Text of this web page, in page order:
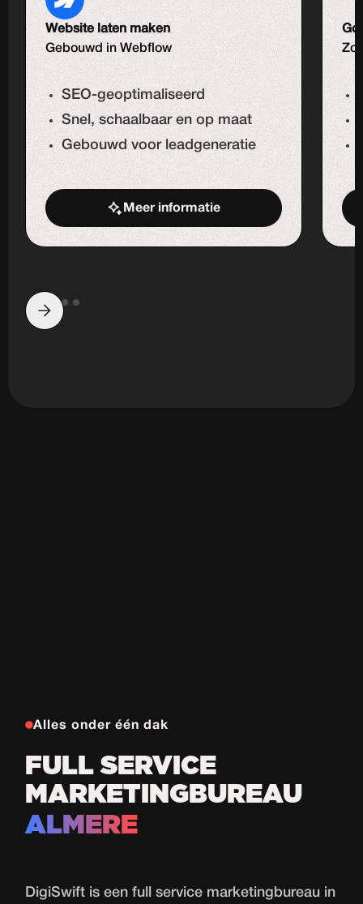
Website laten maken
Gebouwd in Webflow
SEO-geoptimaliseerd
Snel, schaalbaar en op maat
Gebouwd voor leadgeneratie
Meer informatie
Start de uitdaging
Alles onder één dak
FULL SERVICE
MARKETINGBUREAU
ALMERE
DigiSwift is een full service marketingbureau in